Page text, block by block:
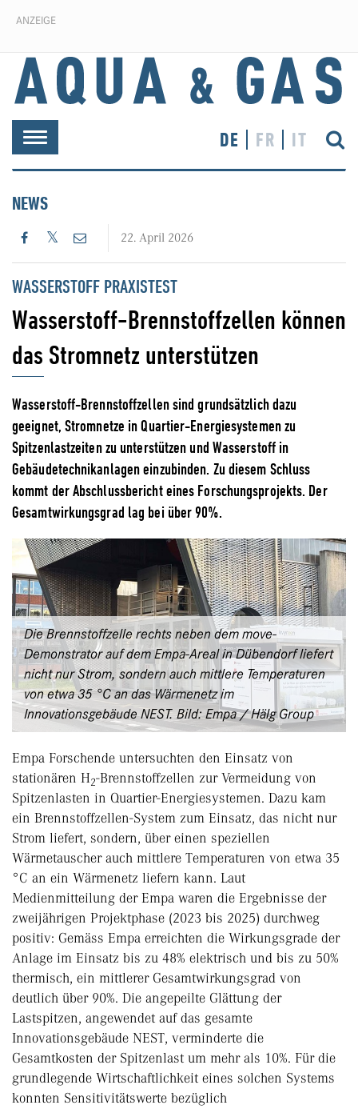
ANZEIGE
Toggle
navigation
DE FR IT
NEWS
22. April 2026
WASSERSTOFF PRAXISTEST
Wasserstoff-Brennstoffzellen können
das Stromnetz unterstützen
Wasserstoff-Brennstoffzellen sind grundsätzlich dazu
geeignet, Stromnetze in Quartier-Energiesystemen zu
Spitzenlastzeiten zu unterstützen und Wasserstoff in
Gebäudetechnikanlagen einzubinden. Zu diesem Schluss
kommt der Abschlussbericht eines Forschungsprojekts. Der
Gesamtwirkungsgrad lag bei über 90%.
Die Brennstoffzelle rechts neben dem move-
Demonstrator auf dem Empa-Areal in Dübendorf liefert
nicht nur Strom, sondern auch mittlere Temperaturen
von etwa 35 °C an das Wärmenetz im
Innovationsgebäude NEST. Bild: Empa / Hälg Group
Empa Forschende untersuchten den Einsatz von
stationären H2-Brennstoffzellen zur Vermeidung von
Spitzenlasten in Quartier-Energiesystemen. Dazu kam
ein Brennstoffzellen-System zum Einsatz, das nicht nur
Strom liefert, sondern, über einen speziellen
Wärmetauscher auch mittlere Temperaturen von etwa 35
°C an ein Wärmenetz liefern kann. Laut
Medienmitteilung der Empa waren die Ergebnisse der
zweijährigen Projektphase (2023 bis 2025) durchweg
positiv: Gemäss Empa erreichten die Wirkungsgrade der
Anlage im Einsatz bis zu 48% elektrisch und bis zu 50%
thermisch, ein mittlerer Gesamtwirkungsgrad von
deutlich über 90%. Die angepeilte Glättung der
Lastspitzen, angewendet auf das gesamte
Innovationsgebäude NEST, verminderte die
Gesamtkosten der Spitzenlast um mehr als 10%. Für die
grundlegende Wirtschaftlichkeit eines solchen Systems
konnten Sensitivitätswerte bezüglich